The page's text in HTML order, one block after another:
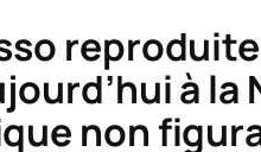
à
non